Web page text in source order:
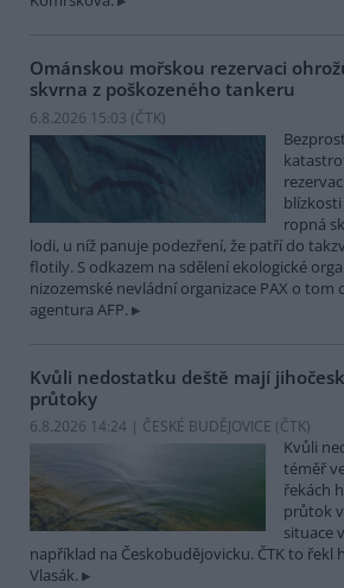
Ománskou mořskou rezervaci
skvrna z poškozeného tankeru
6.8.2026 15:03 (ČTK)
ropná
lodi, u níž panuje podezření, že patří do
flotily. S odkazem na sdělení ekologické
nizozemské nevládní organizace PAX o tom
agentura AFP.
Kvůli nedostatku deště mají
průtoky
6.8.2026 14:24 | ČESKÉ BUDĚJOVICE (ČTK)
Kvůli
téměř
řekách
průtok
situace
například na Českobudějovicku. ČTK to řekl
Vlasák.